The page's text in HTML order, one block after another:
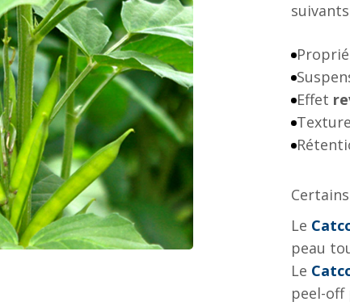
Effet
Certains
Le
peau
Le
peel-off